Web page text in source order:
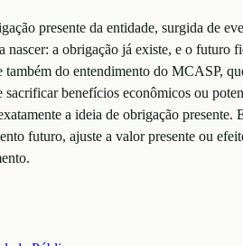
presente da entidade, surgida de
nascer: a obrigação já existe, e o
do entendimento do MCASP,
sacrificar benefícios econômicos ou
a ideia de obrigação
futuro, ajuste a valor presente ou